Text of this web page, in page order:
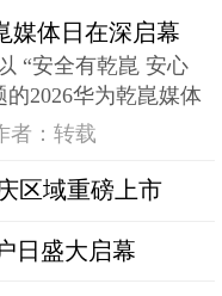
媒体日在深启幕
“安全有乾崑 安心
的2026华为乾崑媒体
者：转载
区域重磅上市
日盛大启幕